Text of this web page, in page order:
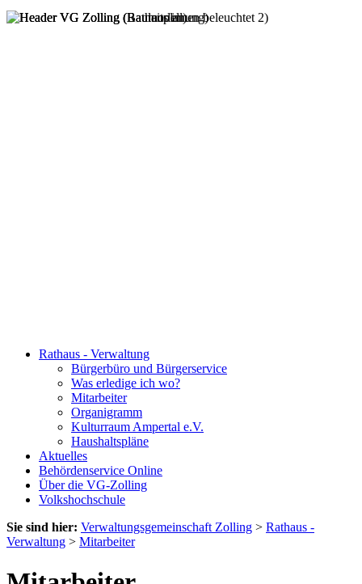
Rathaus - Verwaltung
Bürgerbüro und Bürgerservice
Was erledige ich wo?
Mitarbeiter
Organigramm
Kulturraum Ampertal e.V.
Haushaltspläne
Aktuelles
Behördenservice Online
Über die VG-Zolling
Volkshochschule
Sie sind hier: Verwaltungsgemeinschaft Zolling > Rathaus -
Verwaltung > Mitarbeiter